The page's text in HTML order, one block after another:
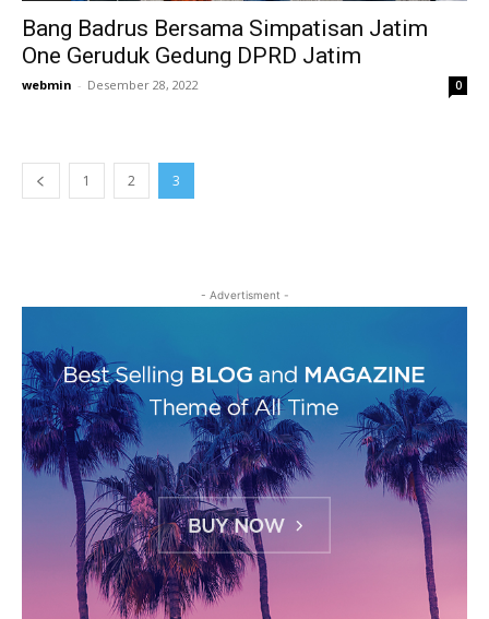
Bang Badrus Bersama Simpatisan Jatim
One Geruduk Gedung DPRD Jatim
webmin - Desember 28, 2022 0
1 2 3
- Advertisment -